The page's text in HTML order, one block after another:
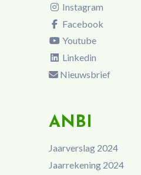
Instagram
Facebook
Youtube
Linkedin
Nieuwsbrief
ANBI
Jaarverslag 2024
Jaarrekening 2024